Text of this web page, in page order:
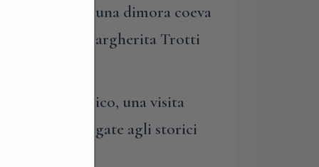
si trova una dimora coeva
residenza di Margherita Trotti
al pubblico, una visita
curiosità legate agli storici